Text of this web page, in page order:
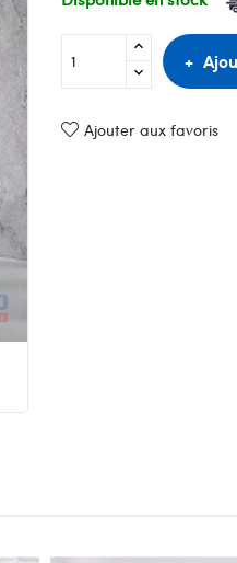
Ajouter aux favoris